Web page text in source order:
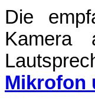
Die
Kamera
Mikrofon